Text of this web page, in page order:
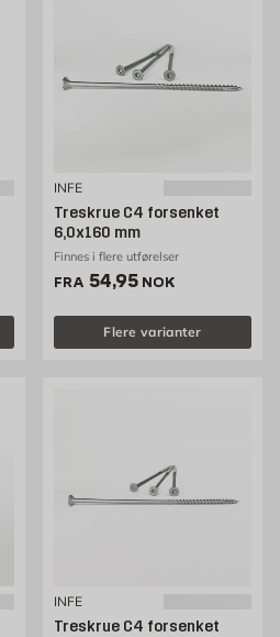
INFE
Treskrue C4 forsenket
6,0x160 mm
Finnes i flere utførelser
FRA Pris 54.95 NOK /stk
54,95 NOK
Flere varianter
INFE
Treskrue C4 forsenket